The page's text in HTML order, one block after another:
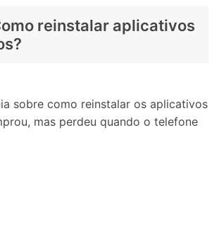
reinstalar aplicativos
sobre como reinstalar os aplicativos
mas perdeu quando o telefone